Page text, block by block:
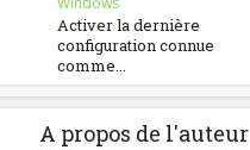
Activer la dernière
configuration connue
comme...
A propos de l'auteur